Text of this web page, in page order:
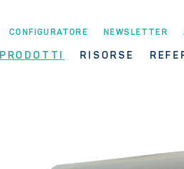
PRODOTTI RISORSE
CONFIGURATORE NEWSLETTER